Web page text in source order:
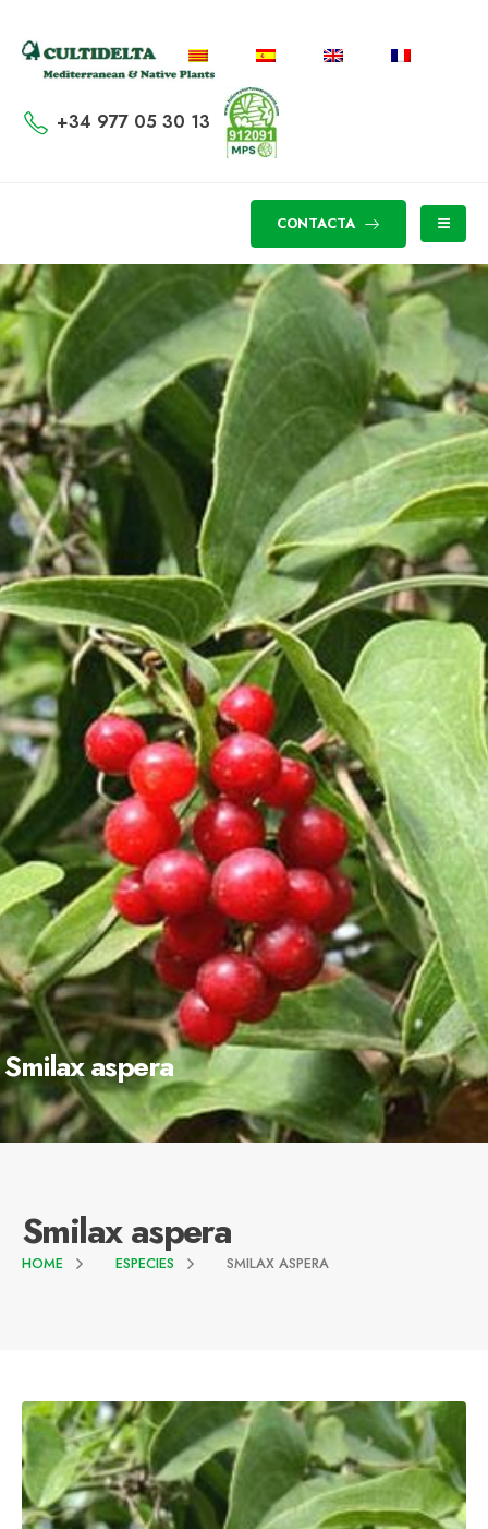
+34 977 05 30 13
CONTACTA
Smilax aspera
Smilax aspera
HOME ESPECIES SMILAX ASPERA